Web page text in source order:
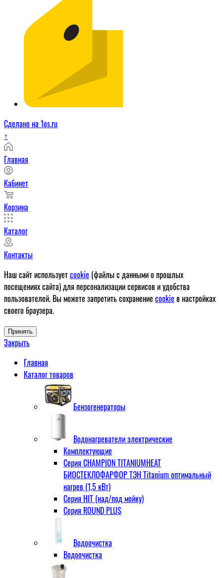
Сделано на 1os.ru
↑
Главная
Кабинет
Корзина
Каталог
Контакты
Наш сайт используетcookie (файлы с данными о прошлых
посещениях сайта) для персонализации сервисов и удобства
пользователей. Вы можете запретить сохранение cookie в настройках
своего браузера.
Принять
Закрыть
Главная
Каталог товаров
Бензогенераторы
Водонагреватели электрические
Комплектующие
Серия CHAMPION TITANIUMHEAT
БИОСТЕКЛОФАРФОР ТЭН Titanium оптимальный
нагрев (1,5 кВт)
Серия HIT (над/под мойку)
Серия ROUND PLUS
Водоочистка
Водоочистка